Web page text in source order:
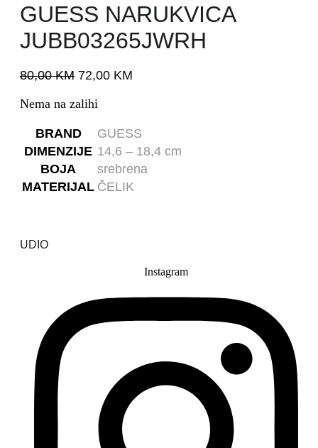
GUESS NARUKVICA
JUBB03265JWRH
80,00KM 72,00 KM
Nema na zalihi
BRAND
GUESS
DIMENZIJE 14,6 – 18,4 cm
BOJA
srebrena
MATERIJAL ČELIK
UDIO
Instagram